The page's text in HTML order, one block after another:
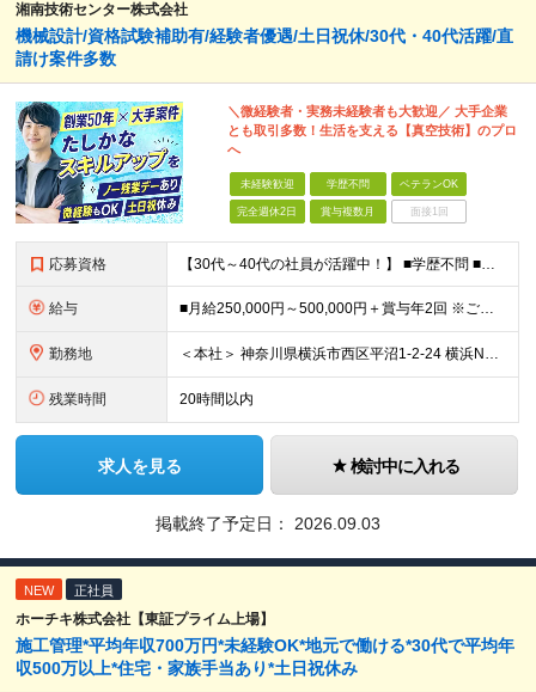
湘南技術センター株式会社
機械設計/資格試験補助有/経験者優遇/土日祝休/30代・40代活躍/直
請け案件多数
＼微経験者・実務未経験者も大歓迎／ 大手企業
とも取引多数！生活を支える【真空技術】のプロ
へ
未経験歓迎 学歴不問 ベテランOK
完全週休2日 賞与複数月 面接1回
応募資格 【30代～40代の社員が活躍中！】 ■学歴不問 ■以下いずれかの要件を満たす方 ・2DCAD使用 ・何かしらの図面を書いていた方 ・製造スタッフ経験 ・理系の学校の卒業出身の方（工業高校なども含む）
給与 ■月給250,000円～500,000円＋賞与年2回 ※ご経験・能力に応じて給与を決定いたします ※残業が発生した場合は別途全額支給いたします ※試用期間3ヶ月（条件変更なし）
勤務地 ＜本社＞ 神奈川県横浜市西区平沼1-2-24 横浜NTビル3F ※基本的な勤務地は ＜神奈川県内中心＞となります。 ---------------------------------- 万が一、派遣
残業時間 20時間以内
求人を見る 検討中に入れる
掲載終了予定日： 2026.09.03
NEW 正社員
ホーチキ株式会社【東証プライム上場】
施工管理*平均年収700万円*未経験OK*地元で働ける*30代で平均年
収500万以上*住宅・家族手当あり*土日祝休み